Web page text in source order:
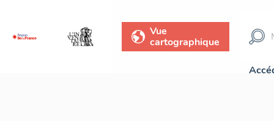
Vue
cartographique